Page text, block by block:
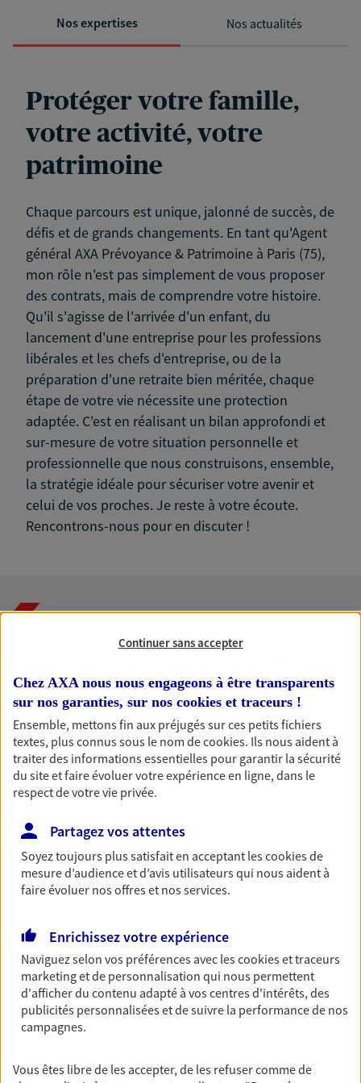
Nos expertises Nos actualités
Protéger votre famille,
votre activité, votre
patrimoine
Chaque parcours est unique, jalonné de succès, de
défis et de grands changements. En tant qu'Agent
général AXA Prévoyance & Patrimoine à Paris (75),
mon rôle n'est pas simplement de vous proposer
des contrats, mais de comprendre votre histoire.
Qu'il s'agisse de l'arrivée d'un enfant, du
lancement d'une entreprise pour les professions
libérales et les chefs d'entreprise, ou de la
préparation d'une retraite bien méritée, chaque
étape de votre vie nécessite une protection
adaptée. C'est en réalisant un bilan approfondi et
sur-mesure de votre situation personnelle et
professionnelle que nous construisons, ensemble,
la stratégie idéale pour sécuriser votre avenir et
celui de vos proches. Je reste à votre écoute.
Rencontrons-nous pour en discuter !
Accompagner les
professionnels et les
entreprises
Comme vous, nous sommes des indépendants. Nous
bâtissons ensemble des solutions cohérentes pour
vous-même et votre famille.
Accompagner vos projets de
Achat immobilier, installation, départ à la retraite…
Autant de moments de vie qui nécessitent des solutions
d'assurance et d'épargne. Recevez un conseil d'expert
cohérent avec vos besoins
Vous aider à constituer une
épargne
Continuer sans accepter
Chez AXA nous nous engageons à être transparents
sur nos garanties, sur nos cookies et traceurs !
Ensemble, mettons fin aux préjugés sur ces petits fichiers
textes, plus connus sous le nom decookies. Ils nous aident à
traiter des informations essentielles pour garantir la sécurité
du site et faire évoluer votre expérience en ligne, dans le
respect de votre vie privée.
Partagez vos attentes
Soyez toujours plus satisfait en acceptant lescookiesde
mesure d’audience et d’avis utilisateurs qui nous aident à
faire évoluer nos offres et nos services.
Enrichissez votre expérience
Naviguez selon vos préférences avec lescookies et traceurs
marketing et de personnalisation qui nous permettent
d'afficher du contenu adapté à vos centres d'intérêts, des
publicités personnalisées et de suivre la performance de nos
campagnes.
Vous êtes libre de les accepter, de les refuser comme de